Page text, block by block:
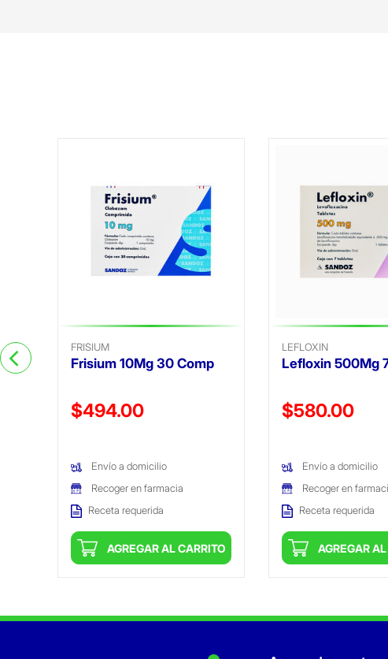
FRISIUM
Frisium 10Mg 30 Comp
Precio reducido de
$494.00
Envío a domicilio
Recoger en farmacia
Receta requerida
AGREGAR AL CARRITO
LEFLOXIN
Lefloxin 500Mg
Precio reducido de
$580.00
Envío a domicilio
Recoger en
Receta requerida
AGREGAR